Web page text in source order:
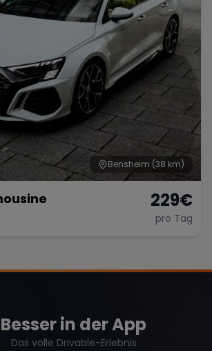
Bensheim (38 km)
229€
pro Tag
Besser in der App
Das volle Drivable-Erlebnis